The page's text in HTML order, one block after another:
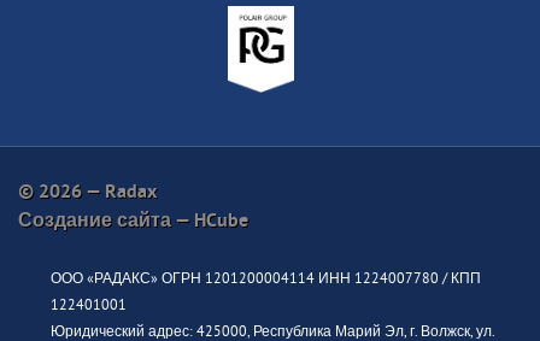
© 2026 — Radax
Создание сайта —HCube
ООО «РАДАКС» ОГРН 1201200004114 ИНН 1224007780 / КПП
122401001
Юридический адрес: 425000, Республика Марий Эл, г. Волжск, ул.